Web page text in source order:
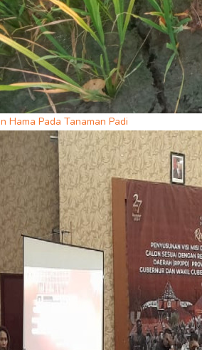
Hama Pada Tanaman Padi